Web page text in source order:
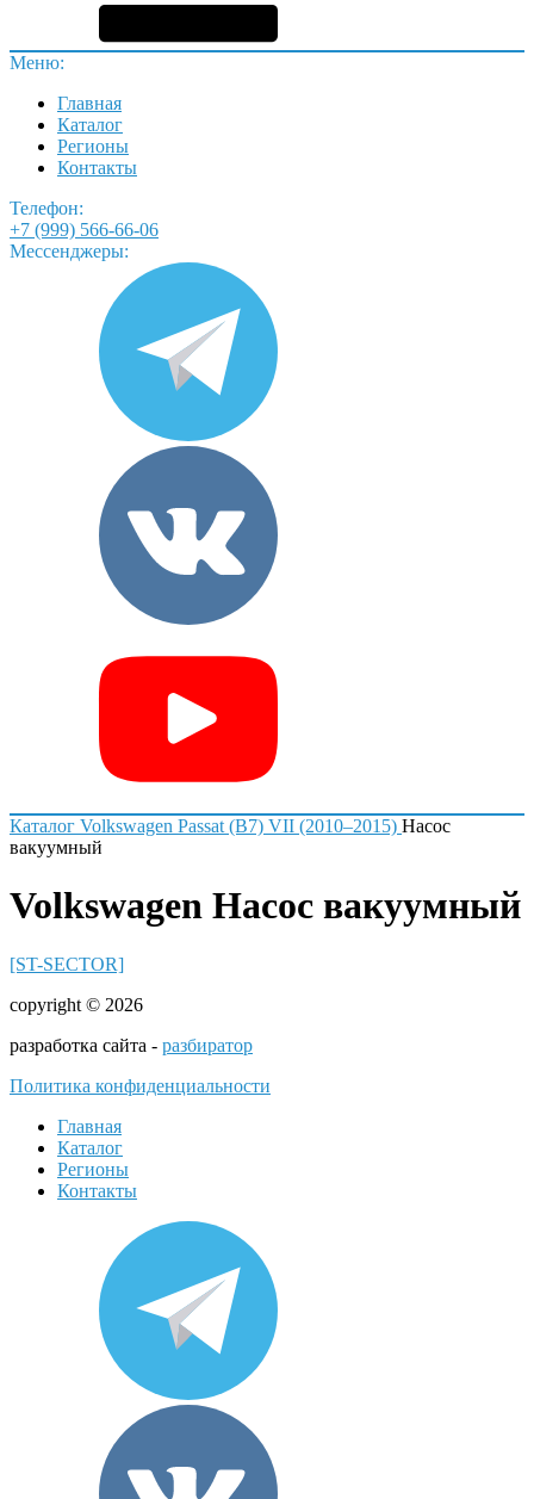
Меню:
Главная
Каталог
Регионы
Контакты
Телефон:
+7 (999) 566-66-06
Мессенджеры:
Каталог Volkswagen Passat (B7) VII (2010–2015) Насос
вакуумный
Volkswagen Насос вакуумный
[ST-SECTOR]
copyright © 2026
разработка сайта - разбиратор
Политика конфиденциальности
Главная
Каталог
Регионы
Контакты